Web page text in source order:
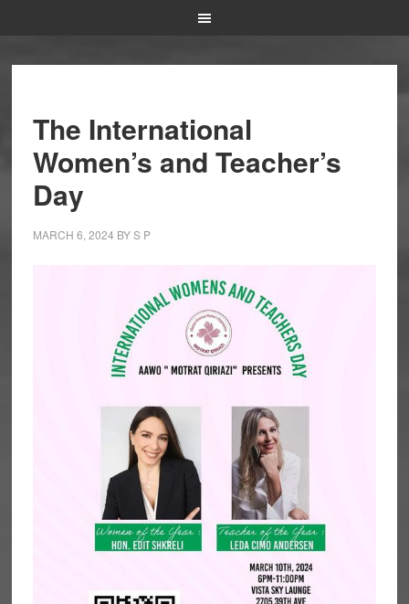
The International
Women’s and Teacher’s
Day
MARCH 6, 2024 BYS P